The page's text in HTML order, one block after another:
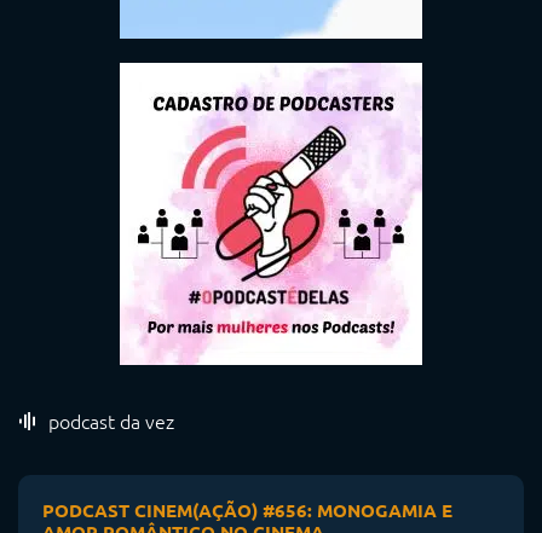
podcast da vez
PODCAST CINEM(AÇÃO) #656: MONOGAMIA E